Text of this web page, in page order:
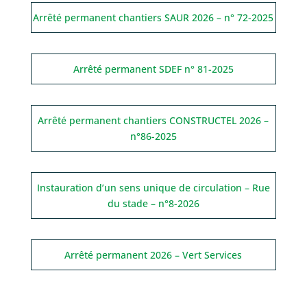
Arrêté permanent chantiers SAUR 2026 – n° 72-2025
Arrêté permanent SDEF n° 81-2025
Arrêté permanent chantiers CONSTRUCTEL 2026 –
n°86-2025
Instauration d’un sens unique de circulation – Rue
du stade – n°8-2026
Arrêté permanent 2026 – Vert Services